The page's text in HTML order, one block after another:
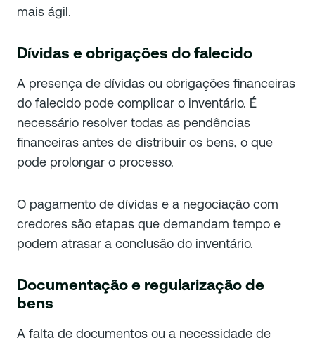
mais ágil.
Dívidas e obrigações do falecido
A presença de dívidas ou obrigações financeiras
do falecido pode complicar o inventário. É
necessário resolver todas as pendências
financeiras antes de distribuir os bens, o que
pode prolongar o processo.
O pagamento de dívidas e a negociação com
credores são etapas que demandam tempo e
podem atrasar a conclusão do inventário.
Documentação e regularização de
bens
A falta de documentos ou a necessidade de